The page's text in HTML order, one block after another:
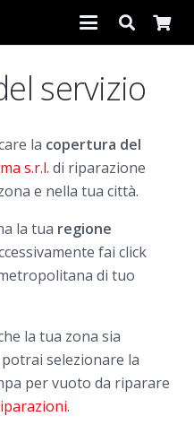
servizio
la copertura del
s.r.l. di riparazione
e nella tua città.
la tua regione
fai click
di tuo
la tua zona sia
selezionare la
per vuoto da riparare
.